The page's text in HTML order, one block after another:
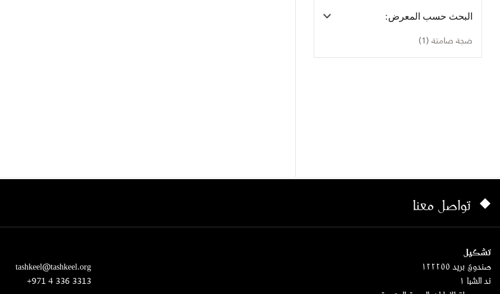
البحث حسب المعرض:
ضجة صامتة (1)
تواصل معنا
تشكيل
صندوق بريد ١٢٢٢٥٥
ند الشبا ١
tashkeel@tashkeel.org
+971 4 336 3313